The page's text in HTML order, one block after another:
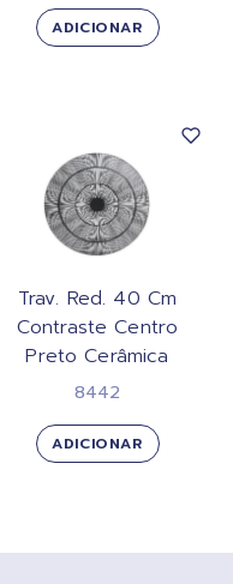
ADICIONAR
Trav. Red. 40 Cm
Contraste Centro
Preto Cerâmica
8442
ADICIONAR